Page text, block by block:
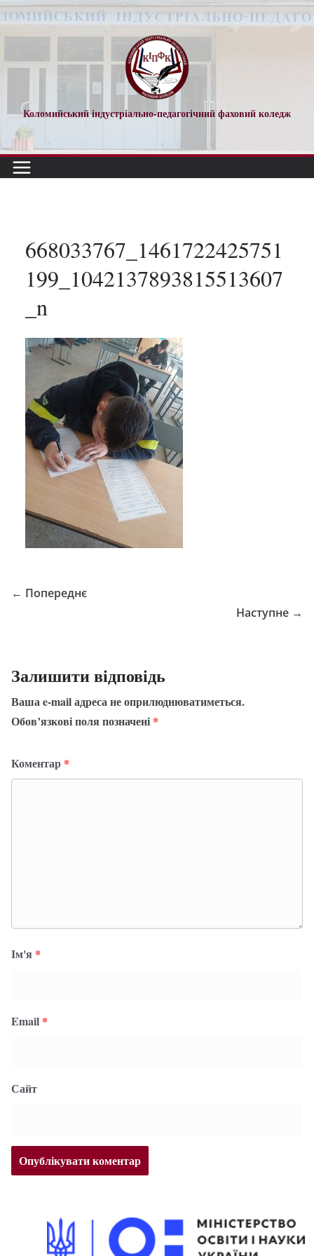
Перейти
до
Коломийський індустріально-педагогічний фаховий коледж
668033767_1461722425751
199_1042137893815513607
_n
← Попереднє
Наступне →
Залишити відповідь
Ваша e-mail адреса не оприлюднюватиметься.
Обов’язкові поля позначені *
Коментар *
Ім'я *
Email *
Сайт